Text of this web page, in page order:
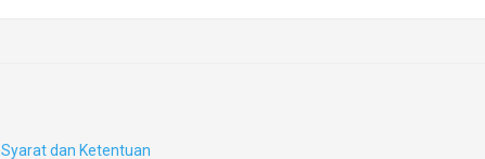
Syarat dan Ketentuan